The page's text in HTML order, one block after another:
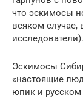
что эскимосы
всяком случае,
Эскимосы
«настоящие
юпик и